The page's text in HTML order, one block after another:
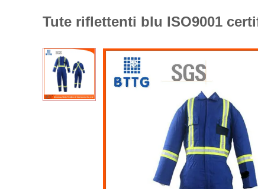
Tute riflettenti blu ISO9001